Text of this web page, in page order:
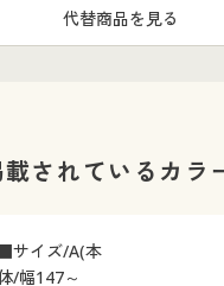
代替商品を見る
されているカラ
サイズ/A(本
/幅147～